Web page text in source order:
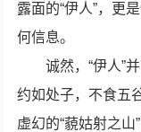
露面的“伊人”，更
何信息。
诚然，“伊人”
约如处子，不食五
虚幻的“藐姑射之山